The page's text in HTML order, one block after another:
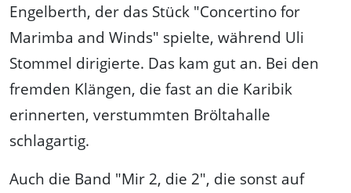
Engelberth, der das Stück "Concertino for
Marimba and Winds" spielte, während Uli
Stommel dirigierte. Das kam gut an. Bei den
fremden Klängen, die fast an die Karibik
erinnerten, verstummten Bröltahalle
schlagartig.
Auch die Band "Mir 2, die 2", die sonst auf